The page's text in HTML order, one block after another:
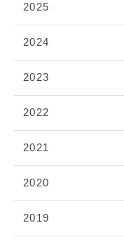
2025
2024
2023
2022
2021
2020
2019